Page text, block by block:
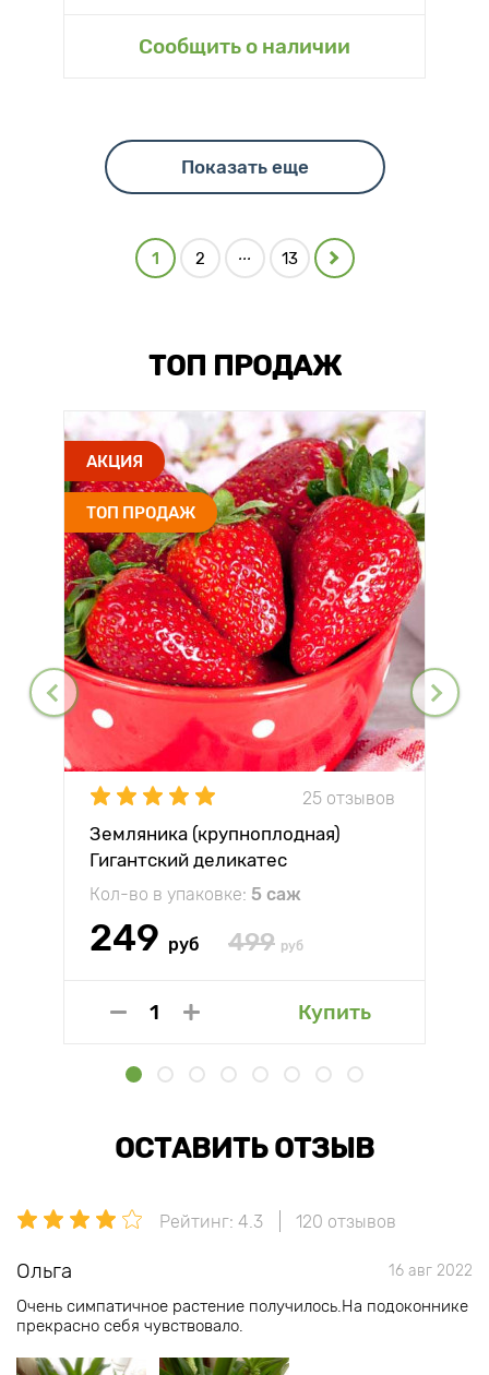
Сообщить о наличии
Показать еще
1 2 ... 13
ТОП ПРОДАЖ
АКЦИЯ
ТОП ПРОДАЖ
25 отзывов
Земляника (крупноплодная)
Гигантский деликатес
Кол-во в упаковке: 5 саж
249 руб 499 руб
Купить
ОСТАВИТЬ ОТЗЫВ
Рейтинг: 4.3 120 отзывов
Ольга 16 авг 2022
Очень симпатичное растение получилось.На подоконнике
прекрасно себя чувствовало.